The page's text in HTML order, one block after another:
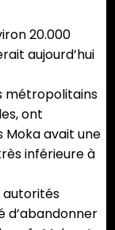
20.000
aujourd’hui
métropolitains
ont
avait une
inférieure à
autorités
d’abandonner